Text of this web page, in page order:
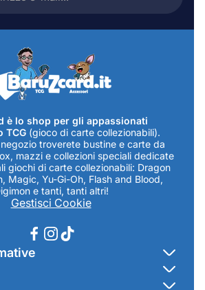
è lo shop per gli appassionati
TCG (gioco di carte collezionabili).
negozio troverete bustine e carte da
mazzi e collezioni speciali dedicate
giochi di carte collezionabili: Dragon
Magic, Yu-Gi-Oh, Flash and Blood,
e tanti, tanti altri!
Gestisci Cookie